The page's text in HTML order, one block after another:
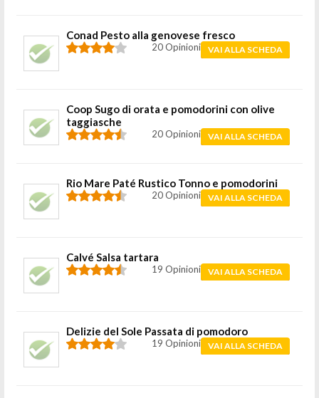
Conad Pesto alla genovese fresco
20 Opinioni VAI ALLA SCHEDA
Coop Sugo di orata e pomodorini con olive
taggiasche
20 Opinioni VAI ALLA SCHEDA
Rio Mare Paté Rustico Tonno e pomodorini
20 Opinioni VAI ALLA SCHEDA
Calvé Salsa tartara
19 Opinioni VAI ALLA SCHEDA
Delizie del Sole Passata di pomodoro
19 Opinioni VAI ALLA SCHEDA